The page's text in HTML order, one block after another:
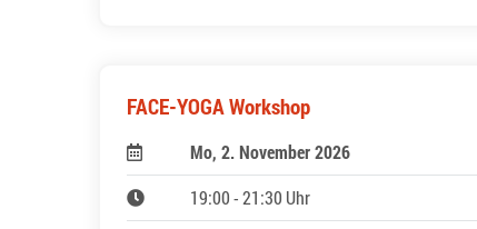
FACE-YOGA Workshop
Mo, 2. November 2026
19:00 - 21:30 Uhr